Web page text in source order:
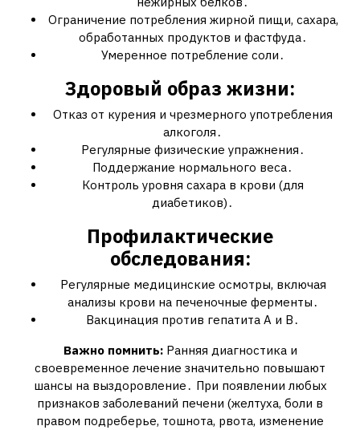
Ограничение потребления жирной пищи, сахара,
обработанных продуктов и фастфуда․
Умеренное потребление соли․
Здоровый образ жизни:
Отказ от курения и чрезмерного употребления
алкоголя․
Регулярные физические упражнения․
Поддержание нормального веса․
Контроль уровня сахара в крови (для
диабетиков)․
Профилактические
обследования:
Регулярные медицинские осмотры, включая
анализы крови на печеночные ферменты․
Вакцинация против гепатита А и В․
Важно помнить:Ранняя диагностика и
своевременное лечение значительно повышают
шансы на выздоровление․ При появлении любых
признаков заболеваний печени (желтуха, боли в
правом подреберье, тошнота, рвота, изменение